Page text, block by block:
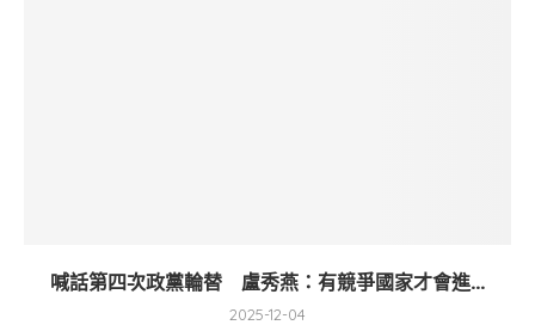
喊話第四次政黨輪替 盧秀燕：有競爭國家才會進...
2025-12-04